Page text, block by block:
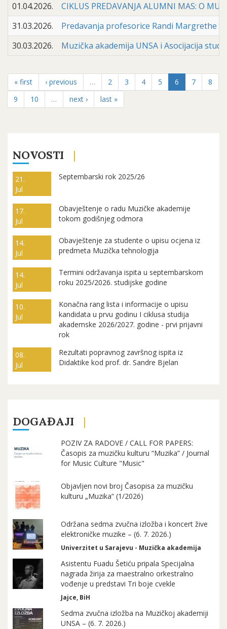
01.04.2026.
CIKLUS PREDAVANJA ALUMNI MAS: O
31.03.2026.
Predavanja profesorice Randi Margrethe
30.03.2026.
Muzička akademija UNSA i Asocijacija
« first ‹ previous … 2 3 4 5 6 7
8
9
10 … next › last »
NOVOSTI
21.
Jul
Septembarski rok 2025/26
17.
Jul
Obavještenje o radu Muzičke akademije
tokom godišnjeg odmora
14.
Jul
Obavještenje za studente o upisu ocjena iz
predmeta Muzička tehnologija
14.
Jul
Termini održavanja ispita u septembarskom
roku 2025/2026. studijske godine
10.
Jul
Konačna rang lista i informacije o upisu
kandidata u prvu godinu I ciklusa studija
akademske 2026/2027. godine - prvi prijavni
rok
08.
Jul
Rezultati popravnog završnog ispita iz
Didaktike kod prof. dr. Sandre Bjelan
DOGAĐAJI
POZIV ZA RADOVE / CALL FOR PAPERS:
Časopis za muzičku kulturu “Muzika” / Journal
for Music Culture "Music"
Objavljen novi broj Časopisa za muzičku
kulturu „Muzika“ (1/2026)
Održana sedma zvučna izložba i koncert žive
elektroničke muzike – (6. 7. 2026.)
Univerzitet u Sarajevu - Muzička akademija
Asistentu Fuadu Šetiću pripala Specijalna
nagrada žirija za maestralno orkestralno
vođenje u predstavi Tri boje cvekle
Jajce, BiH
Sedma zvučna izložba na Muzičkoj akademiji
UNSA – (6. 7. 2026.)